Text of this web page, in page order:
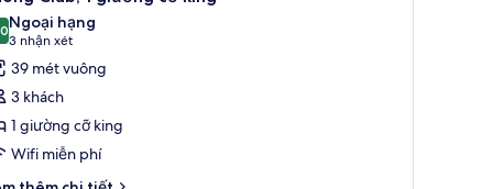
trên 10
Ngoại hạng
3 nhận xét
(3
nhận
xét)
39 mét vuông
3 khách
1 giường cỡ king
Wifi miễn phí